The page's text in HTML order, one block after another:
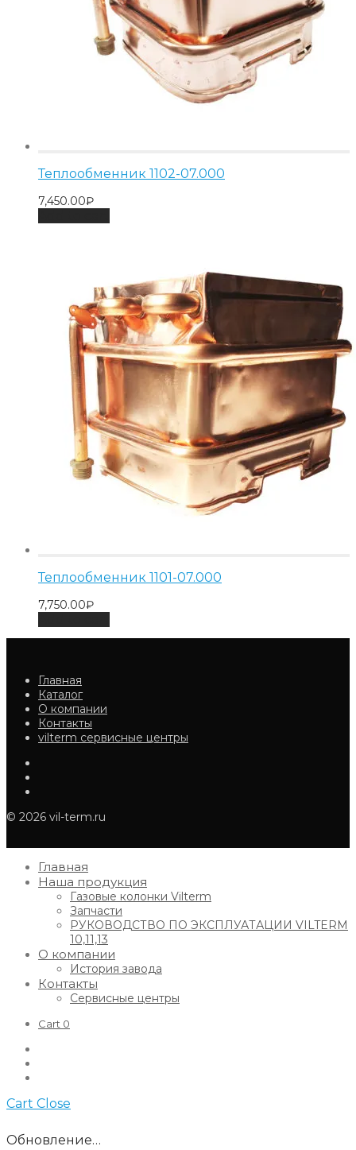
Теплообменник 1102-07.000
7,450.00₽
Теплообменник 1101-07.000
7,750.00₽
Главная
Каталог
О компании
Контакты
vilterm сервисные центры
© 2026 vil-term.ru
Главная
Наша продукция
Газовые колонки Vilterm
Запчасти
РУКОВОДСТВО ПО ЭКСПЛУАТАЦИИ VILTERM
10,11,13
О компании
История завода
Контакты
Сервисные центры
Cart 0
Cart Close
Обновление…